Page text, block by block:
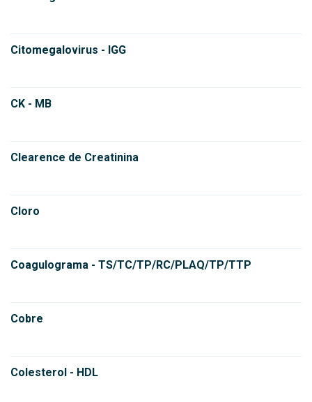
Citomegalovirus - IGG
CK - MB
Clearence de Creatinina
Cloro
Coagulograma - TS/TC/TP/RC/PLAQ/TP/TTP
Cobre
Colesterol - HDL